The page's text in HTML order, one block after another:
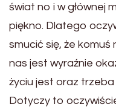
świat no i w głównej
piękno. Dlatego
smucić się, że
nas jest wyraźnie
życiu jest oraz
Dotyczy to